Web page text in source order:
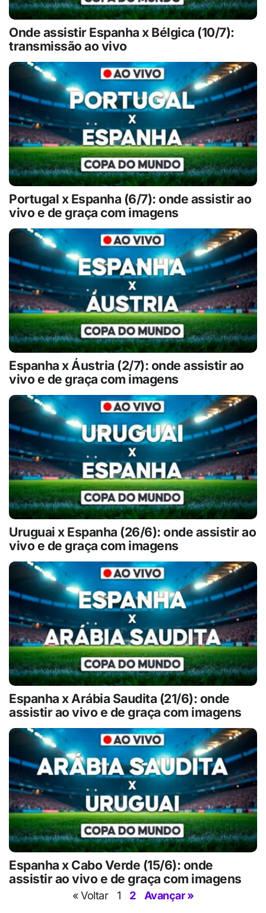
Onde assistir Espanha x Bélgica (10/7):
transmissão ao vivo
Portugal x Espanha (6/7): onde assistir ao
vivo e de graça com imagens
Espanha x Áustria (2/7): onde assistir ao
vivo e de graça com imagens
Uruguai x Espanha (26/6): onde assistir ao
vivo e de graça com imagens
Espanha x Arábia Saudita (21/6): onde
assistir ao vivo e de graça com imagens
Espanha x Cabo Verde (15/6): onde
assistir ao vivo e de graça com imagens
« Voltar 1 2 Avançar »